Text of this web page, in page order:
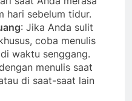
hari sebelum tidur.
: Jika Anda sulit
coba menulis
waktu senggang.
menulis saat
di saat-saat lain